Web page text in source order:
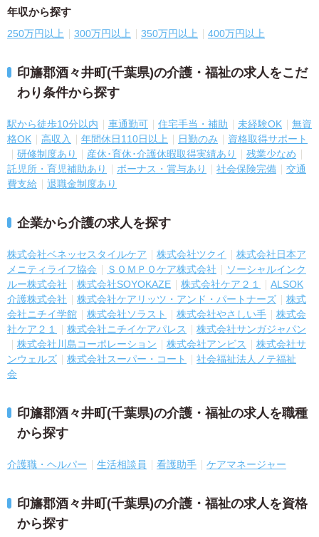
年収から探す
250万円以上 300万円以上 350万円以上 400万円以上
印旛郡酒々井町(千葉県)の介護・福祉の求人をこだ
わり条件から探す
駅から徒歩10分以内 車通勤可 住宅手当・補助 未経験OK
無資
格OK
高収入 年間休日110日以上 日勤のみ
資格取得サポート
研修制度あり
産休･育休･介護休暇取得実績あり
残業少なめ
託児所・育児補助あり
ボーナス・賞与あり 社会保険完備
交通
費支給
退職金制度あり
企業から介護の求人を探す
株式会社ベネッセスタイルケア 株式会社ツクイ
株式会社日本ア
メニティライフ協会
ＳＯＭＰＯケア株式会社
ソーシャルインク
ルー株式会社
株式会社SOYOKAZE 株式会社ケア２１
ALSOK
介護株式会社
株式会社ケアリッツ・アンド・パートナーズ
株式
会社ニチイ学館
株式会社ソラスト 株式会社やさしい手
株式会
社ケア２１
株式会社ニチイケアパレス
株式会社サンガジャパン
株式会社川島コーポレーション
株式会社アンビス
株式会社サ
ンウェルズ
株式会社スーパー・コート
社会福祉法人ノテ福祉
会
印旛郡酒々井町(千葉県)の介護・福祉の求人を職種
から探す
介護職・ヘルパー 生活相談員 看護助手 ケアマネージャー
印旛郡酒々井町(千葉県)の介護・福祉の求人を資格
から探す